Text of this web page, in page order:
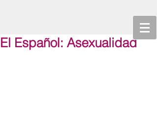
El Español: Asexualidad